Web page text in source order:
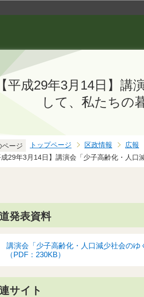
平成29年3月14日】講
して、私たちの
ページ トップページ 区政情報 広報
成29年3月14日】講演会「少子高齢化・人
発表資料
講演会「少子高齢化・人口減少社会のゆ
（PDF：230KB）
サイト